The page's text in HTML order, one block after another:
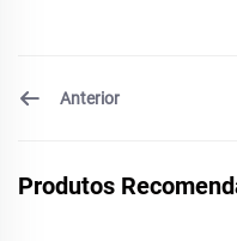
Anterior
Produtos